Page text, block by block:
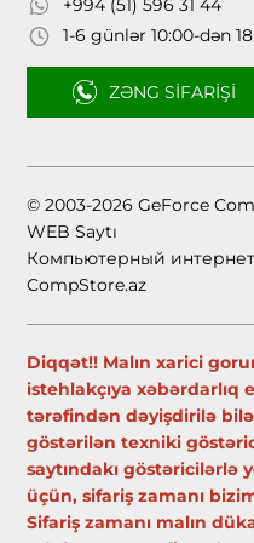
+994 (51) 596 31 44
1-6 günlər 10:00-dən
ZƏNG SIFARIŞI
© 2003-2026 GeForce
WEB Saytı
Компьютерный
CompStore.az
Diqqət!! Malın xarici
istehlakçıya xəbərdarlıq
tərəfindən dəyişdirilə
göstərilən texniki
saytındakı göstəricilərlə
üçün, sifariş zamanı
Sifariş zamanı malın